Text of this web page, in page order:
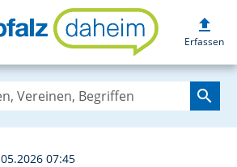
Ratschcafe ab
upload
Erfassen
search
07:45